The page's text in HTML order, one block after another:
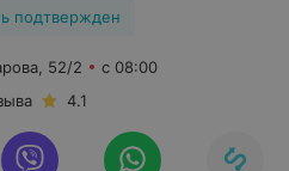
подтвержден
52/2
с 08:00
4.1